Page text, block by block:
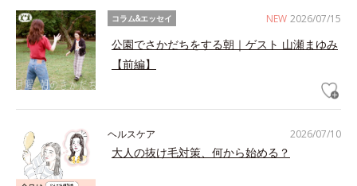
NEW 2026/07/15
コラム&エッセイ
公園でさかだちをする朝｜ゲスト 山瀬まゆみ
【前編】
2026/07/10
ヘルスケア
大人の抜け毛対策、何から始める？